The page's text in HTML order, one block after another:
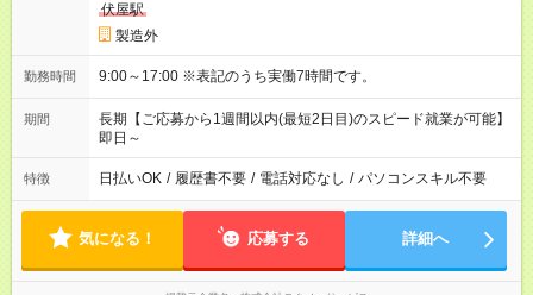
伏屋駅
製造外
勤務時間 9:00～17:00 ※表記のうち実働7時間です。
期間
長期【ご応募から1週間以内(最短2日目)のスピード就業が可能】
即日～
特徴 日払いOK / 履歴書不要 / 電話対応なし / パソコンスキル不要
気になる！ 応募する 詳細へ